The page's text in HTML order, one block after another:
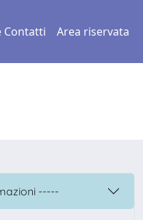
Contatti Area riservata
-----